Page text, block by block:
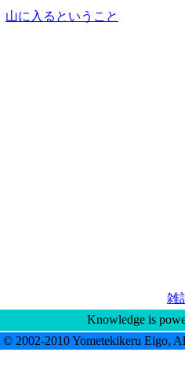
山に入るということ
雑
Knowledge is
© 2002-2010 Yometekikeru Eigo,